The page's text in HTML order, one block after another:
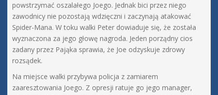
powstrzymać oszalałego Joego. Jednak bici przez niego
zawodnicy nie pozostają wdzięczni i zaczynają atakować
Spider-Mana. W toku walki Peter dowiaduje się, że została
wyznaczona za jego głowę nagroda. Jeden porządny cios
zadany przez Pająka sprawia, że Joe odzyskuje zdrowy
rozsądek.
Na miejsce walki przybywa policja z zamiarem
zaaresztowania Joego. Z opresji ratuje go jego manager,